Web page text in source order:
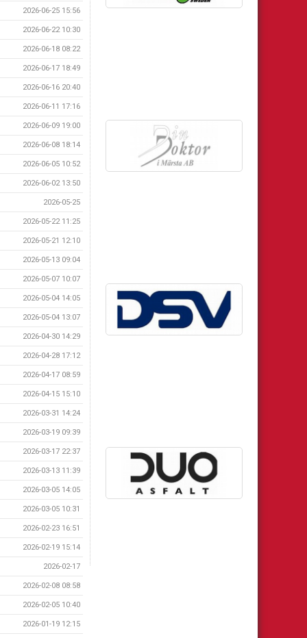
2026-06-25 15:56
2026-06-22 10:30
2026-06-18 08:22
2026-06-17 18:49
2026-06-16 20:40
2026-06-11 17:16
2026-06-09 19:00
2026-06-08 18:14
2026-06-05 10:52
2026-06-02 13:50
2026-05-25
2026-05-22 11:25
2026-05-21 12:10
2026-05-13 09:04
2026-05-07 10:07
2026-05-04 14:05
2026-05-04 13:07
2026-04-30 14:29
2026-04-28 17:12
2026-04-17 08:59
2026-04-15 15:10
2026-03-31 14:24
2026-03-19 09:39
2026-03-17 22:37
2026-03-13 11:39
2026-03-05 14:05
2026-03-05 10:31
2026-02-23 16:51
2026-02-19 15:14
2026-02-17
2026-02-08 08:58
2026-02-05 10:40
2026-01-19 12:15